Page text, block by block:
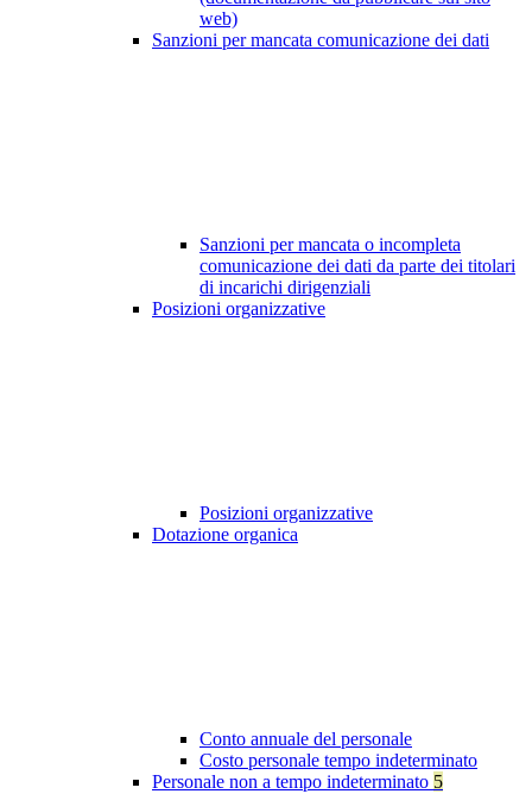
web)
Sanzioni per mancata comunicazione dei dati
Sanzioni per mancata o incompleta
comunicazione dei dati da parte dei titolari
di incarichi dirigenziali
Posizioni organizzative
Posizioni organizzative
Dotazione organica
Conto annuale del personale
Costo personale tempo indeterminato
Personale non a tempo indeterminato 5